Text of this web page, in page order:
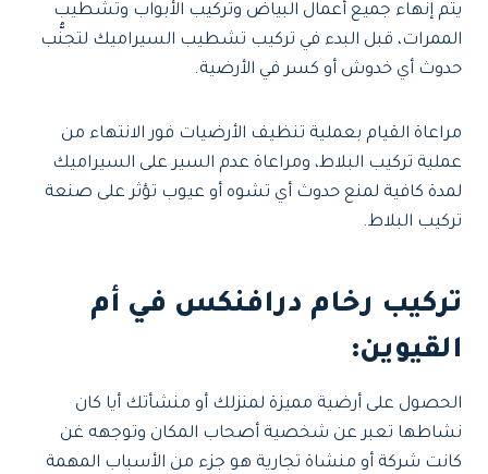
يتم إنهاء جميع أعمال البياض وتركيب الأبواب وتشطيب
الممرات، قبل البدء في تركيب تشطيب السيراميك لتجنُّب
حدوث أي خدوش أو كسر في الأرضية.
مراعاة القيام بعملية تنظيف الأرضيات فور الانتهاء من
عملية تركيب البلاط، ومراعاة عدم السير على السيراميك
لمدة كافية لمنع حدوث أي تشوه أو عيوب تؤثر على صنعة
تركيب البلاط.
تركيب رخام درافنكس في أم
القيوين:
الحصول على أرضية مميزة لمنزلك أو منشأتك أيا كان
نشاطها تعبر عن شخصية أصحاب المكان وتوجهه غن
كانت شركة أو منشاة تجارية هو جزء من الأسباب المهمة